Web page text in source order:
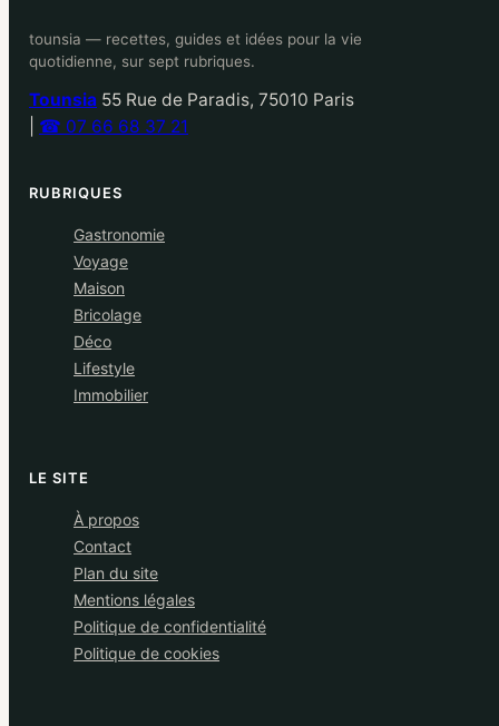
tounsia — recettes, guides et idées pour la vie
quotidienne, sur sept rubriques.
Tounsia 55 Rue de Paradis, 75010 Paris
☎ 07 66 68 37 21
RUBRIQUES
Gastronomie
Voyage
Maison
Bricolage
Déco
Lifestyle
Immobilier
LE SITE
À propos
Contact
Plan du site
Mentions légales
Politique de confidentialité
Politique de cookies